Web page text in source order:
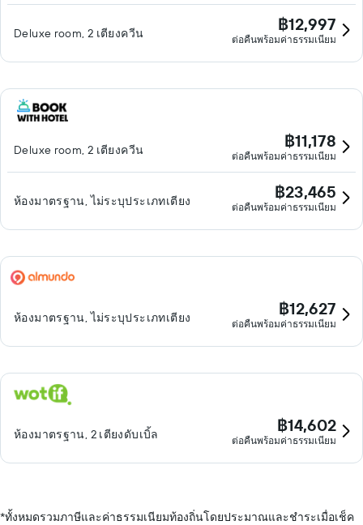
Deluxe room, 2 เตียงควีน ฿12,997
ต่อคืนพร้อมค่าธรรมเนียม
Deluxe room, 2 เตียงควีน ฿11,178
ต่อคืนพร้อมค่าธรรมเนียม
ห้องมาตรฐาน, ไม่ระบุประเภทเตียง ฿23,465
ต่อคืนพร้อมค่าธรรมเนียม
ห้องมาตรฐาน, ไม่ระบุประเภทเตียง ฿12,627
ต่อคืนพร้อมค่าธรรมเนียม
ห้องมาตรฐาน, 2 เตียงดับเบิ้ล ฿14,602
ต่อคืนพร้อมค่าธรรมเนียม
*ทั้งหมดรวมภาษีและค่าธรรมเนียมท้องถิ่นโดยประมาณและชำระเมื่อเช็ค